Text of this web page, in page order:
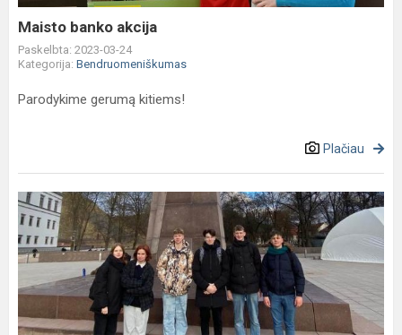
Maisto banko akcija
Paskelbta: 2023-03-24
Kategorija: Bendruomeniškumas
Parodykime gerumą kitiems!
Plačiau
Kalbančios
skulptūros!